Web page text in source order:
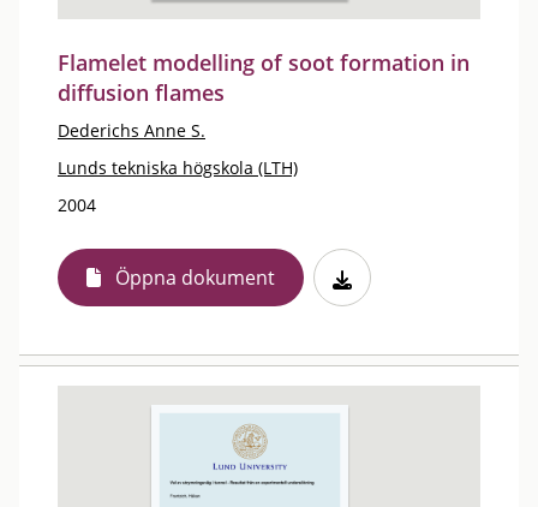
Flamelet modelling of soot formation in
diffusion flames
Dederichs Anne S.
Lunds tekniska högskola (LTH)
2004
Öppna dokument